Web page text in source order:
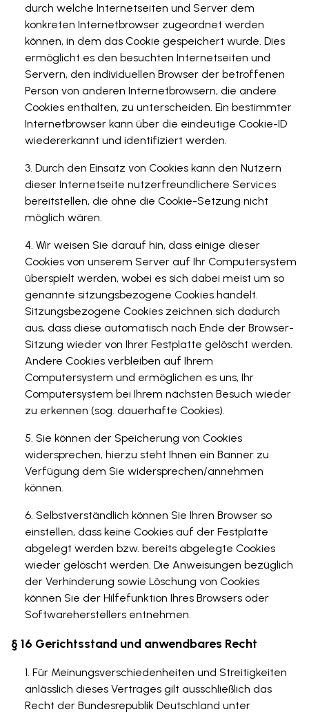
durch welche Internetseiten und Server dem
konkreten Internetbrowser zugeordnet werden
können, in dem das Cookie gespeichert wurde. Dies
ermöglicht es den besuchten Internetseiten und
Servern, den individuellen Browser der betroffenen
Person von anderen Internetbrowsern, die andere
Cookies enthalten, zu unterscheiden. Ein bestimmter
Internetbrowser kann über die eindeutige Cookie-ID
wiedererkannt und identifiziert werden.
Durch den Einsatz von Cookies kann den Nutzern
dieser Internetseite nutzerfreundlichere Services
bereitstellen, die ohne die Cookie-Setzung nicht
möglich wären.
Wir weisen Sie darauf hin, dass einige dieser
Cookies von unserem Server auf Ihr Computersystem
überspielt werden, wobei es sich dabei meist um so
genannte sitzungsbezogene Cookies handelt.
Sitzungsbezogene Cookies zeichnen sich dadurch
aus, dass diese automatisch nach Ende der Browser-
Sitzung wieder von Ihrer Festplatte gelöscht werden.
Andere Cookies verbleiben auf Ihrem
Computersystem und ermöglichen es uns, Ihr
Computersystem bei Ihrem nächsten Besuch wieder
zu erkennen (sog. dauerhafte Cookies).
Sie können der Speicherung von Cookies
widersprechen, hierzu steht Ihnen ein Banner zu
Verfügung dem Sie widersprechen/annehmen
können.
Selbstverständlich können Sie Ihren Browser so
einstellen, dass keine Cookies auf der Festplatte
abgelegt werden bzw. bereits abgelegte Cookies
wieder gelöscht werden. Die Anweisungen bezüglich
der Verhinderung sowie Löschung von Cookies
können Sie der Hilfefunktion Ihres Browsers oder
Softwareherstellers entnehmen.
§ 16 Gerichtsstand und anwendbares Recht
Für Meinungsverschiedenheiten und Streitigkeiten
anlässlich dieses Vertrages gilt ausschließlich das
Recht der Bundesrepublik Deutschland unter